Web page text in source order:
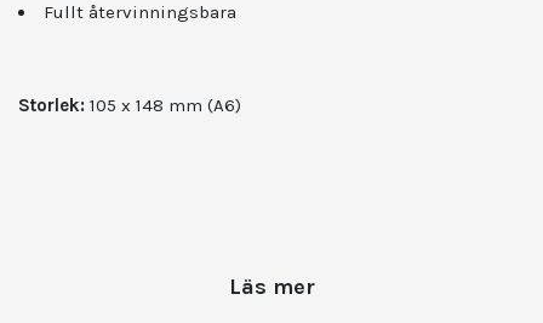
Fullt återvinningsbara
Storlek: 105 x 148 mm (A6)
Läs mer